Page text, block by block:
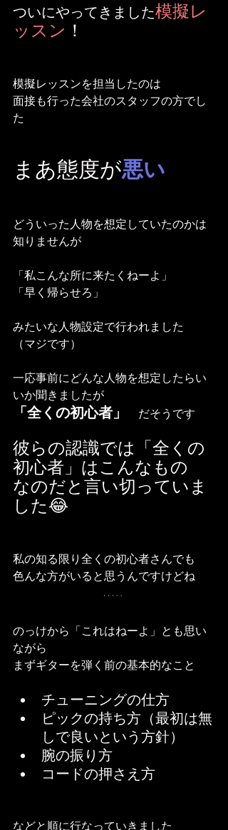
ついにやってきました模擬レ
ッスン ！
模擬レッスンを担当したのは
面接も行った会社のスタッフの方でし
た
まあ態度が悪い
どういった人物を想定していたのかは
知りませんが
「私こんな所に来たくねーよ」
「早く帰らせろ」
みたいな人物設定で行われました
（マジです）
一応事前にどんな人物を想定したらい
いか聞きましたが
「全くの初心者」 だそうです
彼らの認識では「全くの
初心者」はこんなもの
なのだと言い切っていま
した😂
私の知る限り全くの初心者さんでも
色んな方がいると思うんですけどね
のっけから「これはねーよ」とも思い
ながら
まずギターを弾く前の基本的なこと
チューニングの仕方
ピックの持ち方（最初は無
しで良いという方針）
腕の振り方
コードの押さえ方
などと順に行なっていきました